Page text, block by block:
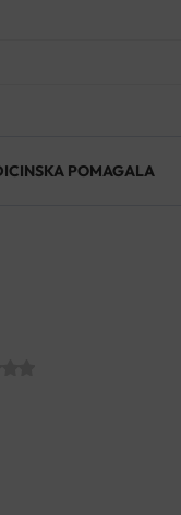
POMAGALA